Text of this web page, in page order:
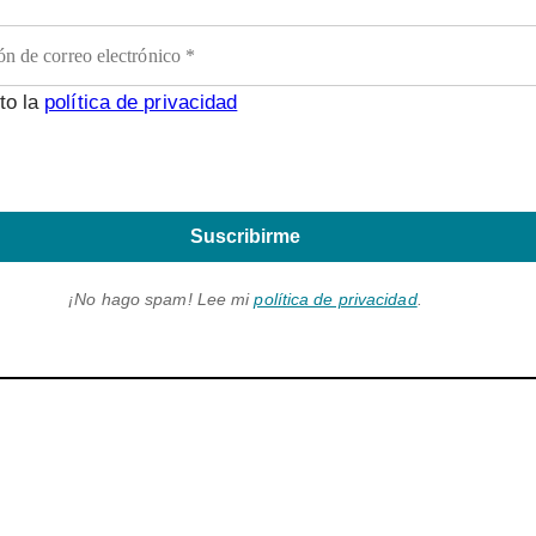
la política de privacidad
Suscribirme
¡No hago spam! Lee mipolítica de privacidad.